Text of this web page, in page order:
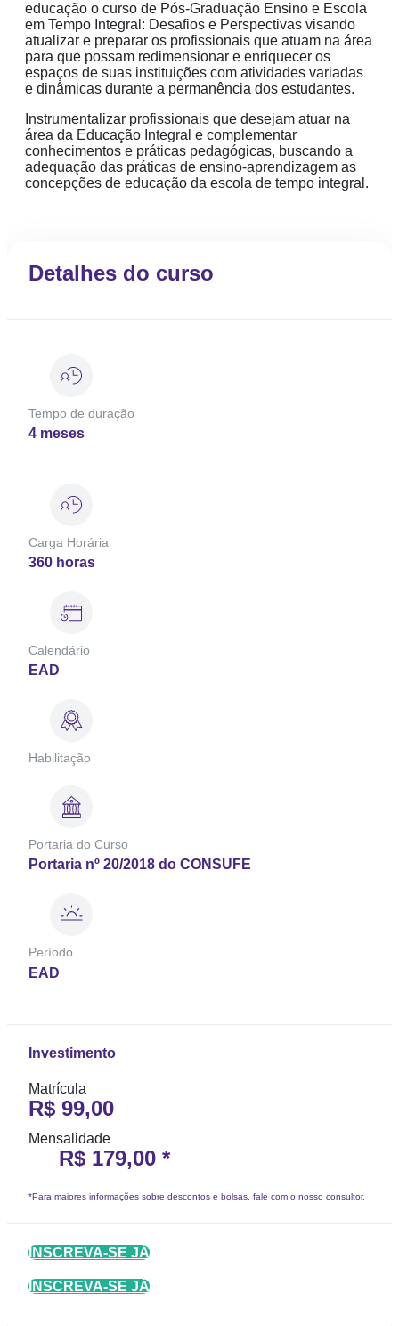
educação o curso de Pós-Graduação Ensino e Escola
em Tempo Integral: Desafios e Perspectivas visando
atualizar e preparar os profissionais que atuam na área
para que possam redimensionar e enriquecer os
espaços de suas instituições com atividades variadas
e dinâmicas durante a permanência dos estudantes.
Instrumentalizar profissionais que desejam atuar na
área da Educação Integral e complementar
conhecimentos e práticas pedagógicas, buscando a
adequação das práticas de ensino-aprendizagem as
concepções de educação da escola de tempo integral.
Detalhes do curso
Tempo de duração
4 meses
Carga Horária
360 horas
Calendário
EAD
Habilitação
Portaria do Curso
Portaria nº 20/2018 do CONSUFE
Período
EAD
Investimento
Matrícula
R$ 99,00
Mensalidade
R$ 179,00 *
*Para maiores informações sobre descontos e bolsas, fale com o nosso consultor.
INSCREVA-SE JÁ
INSCREVA-SE JÁ